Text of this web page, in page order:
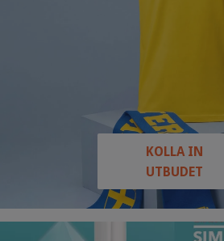
KOLLA IN
UTBUDET